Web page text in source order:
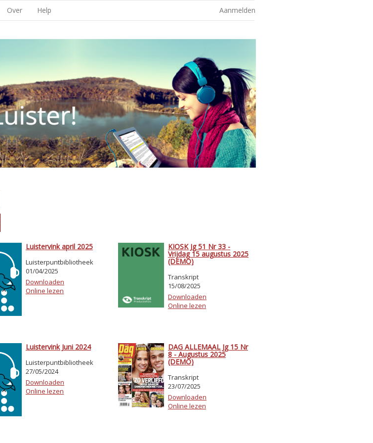
Over Help Aanmelden
Luistervink april 2025
Luisterpuntbibliotheek
01/04/2025
Downloaden
Online lezen
KIOSK Jg 51 Nr 33 -
Vrijdag 15 augustus 2025
(DEMO)
Transkript
15/08/2025
Downloaden
Online lezen
Luistervink Juni 2024
Luisterpuntbibliotheek
27/05/2024
Downloaden
Online lezen
DAG ALLEMAAL Jg 15 Nr
8 - Augustus 2025
(DEMO)
Transkript
23/07/2025
Downloaden
Online lezen